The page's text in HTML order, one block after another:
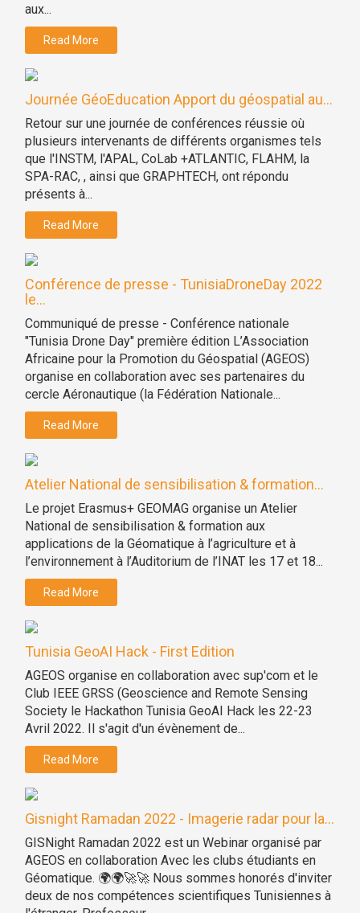
aux...
Read More
Journée GéoEducation Apport du géospatial au...
Retour sur une journée de conférences réussie où
plusieurs intervenants de différents organismes tels
que l'INSTM, l'APAL, CoLab +ATLANTIC, FLAHM, la
SPA-RAC, , ainsi que GRAPHTECH, ont répondu
présents à...
Read More
Conférence de presse - TunisiaDroneDay 2022
le...
Communiqué de presse - Conférence nationale
"Tunisia Drone Day" première édition L’Association
Africaine pour la Promotion du Géospatial (AGEOS)
organise en collaboration avec ses partenaires du
cercle Aéronautique (la Fédération Nationale...
Read More
Atelier National de sensibilisation & formation...
Le projet Erasmus+ GEOMAG organise un Atelier
National de sensibilisation & formation aux
applications de la Géomatique à l’agriculture et à
l’environnement à l’Auditorium de l’INAT les 17 et 18...
Read More
Tunisia GeoAI Hack - First Edition
AGEOS organise en collaboration avec sup'com et le
Club IEEE GRSS (Geoscience and Remote Sensing
Society le Hackathon Tunisia GeoAI Hack les 22-23
Avril 2022. Il s'agit d'un évènement de...
Read More
Gisnight Ramadan 2022 - Imagerie radar pour la...
GISNight Ramadan 2022 est un Webinar organisé par
AGEOS en collaboration Avec les clubs étudiants en
Géomatique. 🌍🌍🚀🚀 Nous sommes honorés d'inviter
deux de nos compétences scientifiques Tunisiennes à